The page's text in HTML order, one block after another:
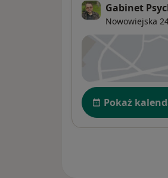
Gabinet
Nowowiejska
Dostępność
Pokaż